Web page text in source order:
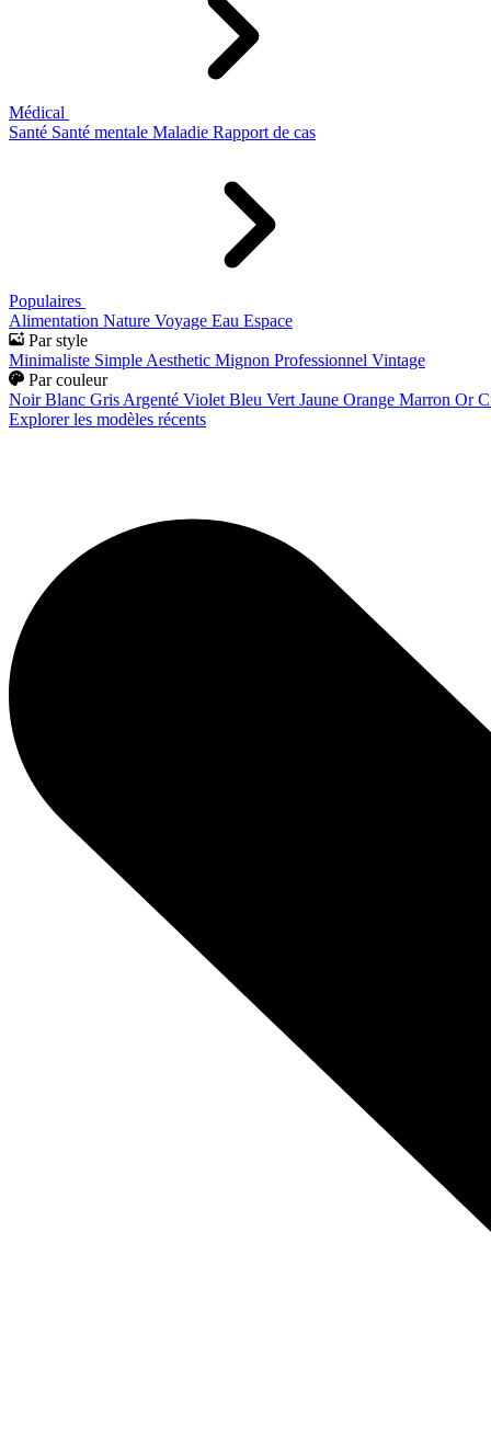
Médical
Santé Santé mentale Maladie Rapport de cas
Populaires
Alimentation Nature Voyage Eau Espace
Par style
Minimaliste Simple Aesthetic Mignon Professionnel Vintage
Par couleur
Noir Blanc Gris Argenté Violet Bleu Vert Jaune Orange Marron Or
Explorer les modèles récents